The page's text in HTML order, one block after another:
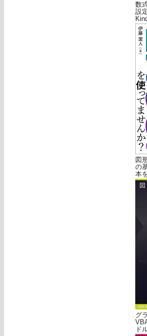
数
設
図
の
本
グ
ド